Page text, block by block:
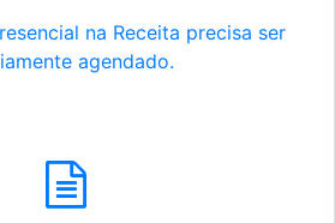
na Receita precisa ser
agendado.